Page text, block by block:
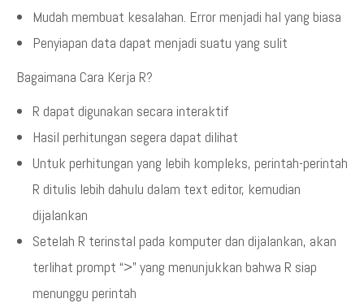
Mudah membuat kesalahan. Error menjadi hal yang biasa
Penyiapan data dapat menjadi suatu yang sulit
Bagaimana Cara Kerja R?
R dapat digunakan secara interaktif
Hasil perhitungan segera dapat dilihat
Untuk perhitungan yang lebih kompleks, perintah-perintah
R ditulis lebih dahulu dalam text editor, kemudian
dijalankan
Setelah R terinstal pada komputer dan dijalankan, akan
terlihat prompt “>” yang menunjukkan bahwa R siap
menunggu perintah